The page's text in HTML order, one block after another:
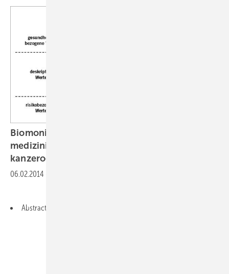
Biomonitoring als Bestandteil der arbeits-
medizinischen Vorsorge bei Belastungen mit
kanzerogenen
06.02.2014
Abstract English